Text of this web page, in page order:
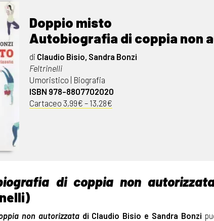
Doppio misto
Autobiografia di coppia non
di Claudio Bisio, Sandra Bonzi
Feltrinelli
Umoristico | Biografia
ISBN 978-8807702020
Cartaceo 3,99€ – 13,28€
di coppia non
non autorizzatadi Claudio Bisio e Sandra Bonzi